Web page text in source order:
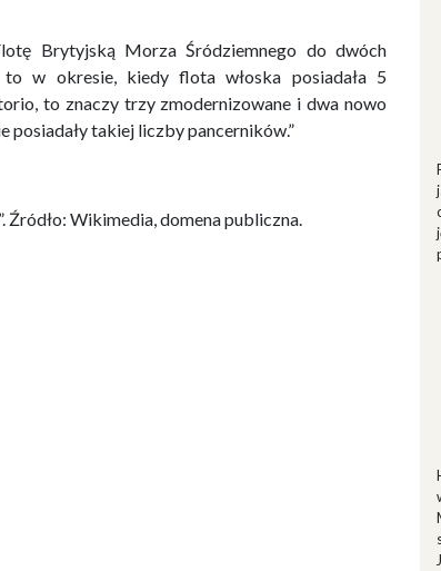
Brytyjską Morza Śródziemnego do dwóch
w okresie, kiedy flota włoska posiadała 5
to znaczy trzy zmodernizowane i dwa nowo
posiadały takiej liczby pancerników.”
Wikimedia, domena publiczna.